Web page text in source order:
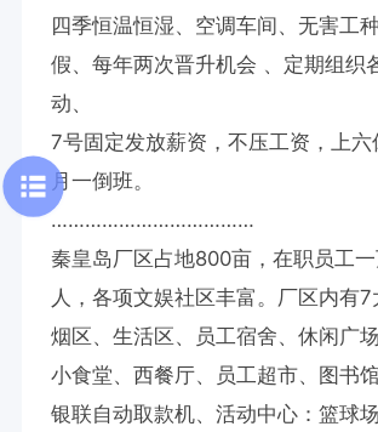
四季恒温恒湿、空调车间、无害工
假、每年两次晋升机会 、定期组织
动、
7号固定发放薪资，不压工资，上六
月一倒班。
………………………………
秦皇岛厂区占地800亩，在职员工
人，各项文娱社区丰富。厂区内有7
烟区、生活区、员工宿舍、休闲广场
小食堂、西餐厅、员工超市、图书馆
银联自动取款机、活动中心：篮球